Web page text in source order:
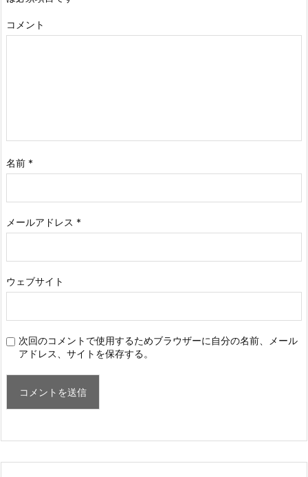
コメント
名前 *
メールアドレス *
ウェブサイト
次回のコメントで使用するためブラウザーに自分の名前、メール
アドレス、サイトを保存する。